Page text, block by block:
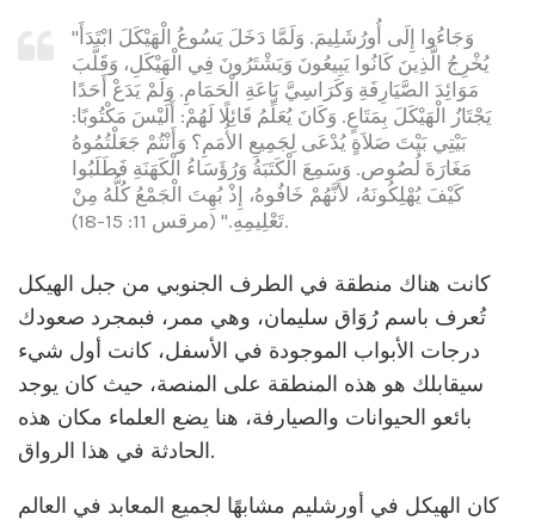
"وَجَاءُوا إِلَى أُورُشَلِيمَ. وَلَمَّا دَخَلَ يَسُوعُ الْهَيْكَلَ ابْتَدَأَ
يُخْرِجُ الَّذِينَ كَانُوا يَبِيعُونَ وَيَشْتَرُونَ فِي الْهَيْكَلِ، وَقَلَّبَ
مَوَائِدَ الصَّيَارِفَةِ وَكَرَاسِيَّ بَاعَةِ الْحَمَامِ. وَلَمْ يَدَعْ أَحَدًا
يَجْتَازُ الْهَيْكَلَ بِمَتَاعٍ. وَكَانَ يُعَلِّمُ قَائِلًا لَهُمْ: أَلَيْسَ مَكْتُوبًا:
بَيْتِي بَيْتَ صَلاَةٍ يُدْعَى لِجَمِيعِ الأُمَمِ؟ وَأَنْتُمْ جَعَلْتُمُوهُ
مَغَارَةَ لُصُوص. وَسَمِعَ الْكَتَبَةُ وَرُؤَسَاءُ الْكَهَنَةِ فَطَلَبُوا
كَيْفَ يُهْلِكُونَهُ، لأَنَّهُمْ خَافُوهُ، إِذْ بُهِتَ الْجَمْعُ كُلُّهُ مِنْ
تَعْلِيمِهِ." (مرقس 11: 15-18).
كانت هناك منطقة في الطرف الجنوبي من جبل الهيكل
تُعرف باسم رُوَاق سليمان، وهي ممر، فبمجرد صعودك
درجات الأبواب الموجودة في الأسفل، كانت أول شيء
سيقابلك هو هذه المنطقة على المنصة، حيث كان يوجد
بائعو الحيوانات والصيارفة، هنا يضع العلماء مكان هذه
الحادثة في هذا الرواق.
كان الهيكل في أورشليم مشابهًا لجميع المعابد في العالم